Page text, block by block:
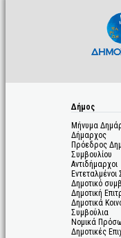
Δήμος
Μήνυμα
Δήμαρχος
Πρόεδρος
Συμβουλίου
Αντιδήμαρχοι
Εντεταλμένοι
Δημοτικό
Δημοτική
Δημοτικά
Συμβούλια
Νομικά
Δημοτικές